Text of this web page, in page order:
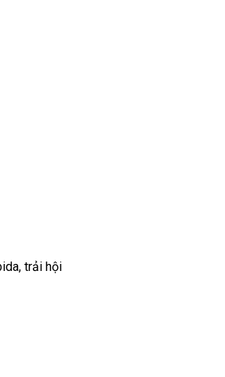
trải hội